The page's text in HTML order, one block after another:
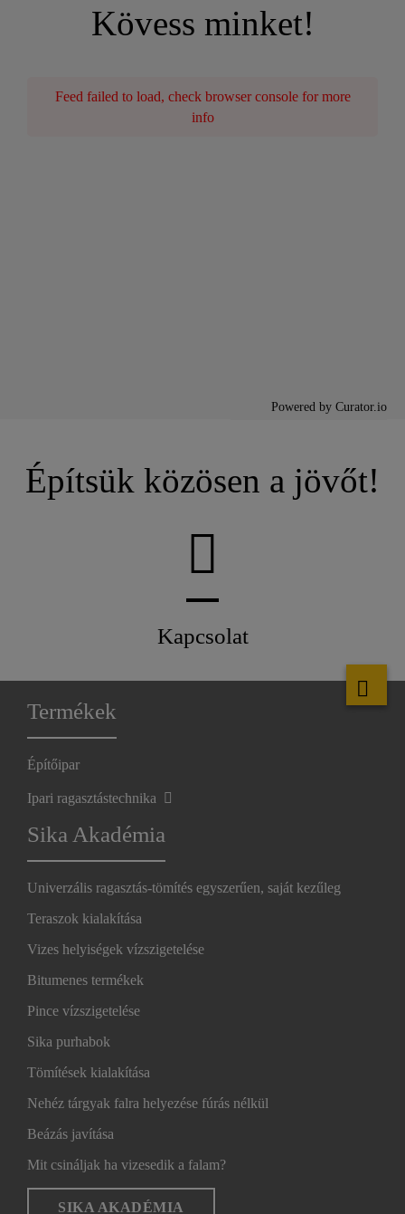
Kövess minket!
Feed failed to load, check browser console for more
info
Powered by Curator.io
Építsük közösen a jövőt!
Kapcsolat
Termékek
Építőipar
Ipari ragasztástechnika
Sika Akadémia
Univerzális ragasztás-tömítés egyszerűen, saját kezűleg
Teraszok kialakítása
Vizes helyiségek vízszigetelése
Bitumenes termékek
Pince vízszigetelése
Sika purhabok
Tömítések kialakítása
Nehéz tárgyak falra helyezése fúrás nélkül
Beázás javítása
Mit csináljak ha vizesedik a falam?
SIKA AKADÉMIA